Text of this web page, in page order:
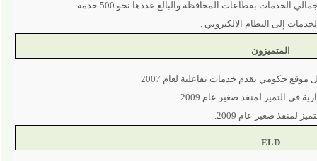
إلى النظام الالكتروني .
المتميزون
يقدم خدمات تفاعلية لعام 2007
لمنفذ صغير عام 2009.
صغير عام 2009.